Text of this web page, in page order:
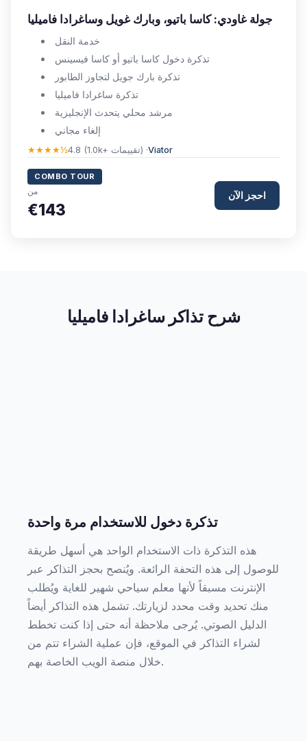
جولة غاودي: كاسا باتيو، وبارك غويل وساغرادا فاميليا
خدمة النقل
تذكرة دخول كاسا باتيو أو كاسا فيسينس
تذكرة بارك جويل لتجاوز الطابور
تذكرة ساغرادا فاميليا
مرشد محلي يتحدث الإنجليزية
إلغاء مجاني
★★★★½ 4.8 (1.0k+ تقييمات) ·Viator
COMBO TOUR
من
€143
احجز الآن
شرح تذاكر ساغرادا فاميليا
تذكرة دخول للاستخدام مرة واحدة
هذه التذكرة ذات الاستخدام الواحد هي أسهل طريقة
للوصول إلى هذه التحفة الرائعة. ويُنصح بحجز التذاكر عبر
الإنترنت مسبقاً لأنها معلم سياحي شهير للغاية ويُطلب
منك تحديد وقت محدد لزيارتك. تشمل هذه التذاكر أيضاً
الدليل الصوتي. يُرجى ملاحظة أنه حتى إذا كنت تخطط
لشراء التذاكر في الموقع، فإن عملية الشراء تتم من
خلال منصة الويب الخاصة بهم.